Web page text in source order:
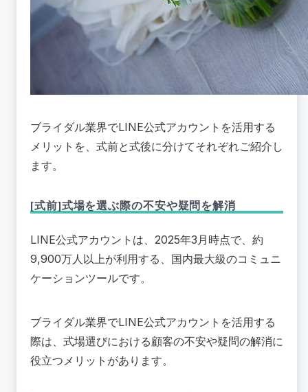
ブライダル業界でLINE公式アカウントを活用する
メリットを、式前と式後に分けてそれぞれご紹介し
ます。
[式前]式場を選ぶ際の不安や疑問を解消
LINE公式アカウントは、2025年3月時点で、約
9,900万人以上が利用する、国内最大級のコミュニ
ケーションツールです。
ブライダル業界でLINE公式アカウントを活用する
際は、式場選びにおける顧客の不安や疑問の解消に
役立つメリットがあります。